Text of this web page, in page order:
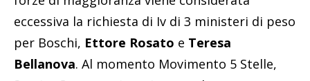
eccessiva la richiesta di Iv di 3 ministeri di peso
per Boschi, Ettore Rosato e Teresa
Bellanova. Al momento Movimento 5 Stelle,